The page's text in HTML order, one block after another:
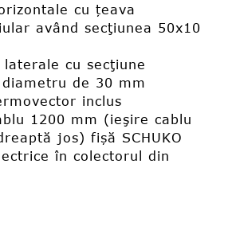
cu țeava
având secţiunea 50x10
laterale cu secţiune
de 30 mm
inclus
1200 mm (ieşire cablu
jos) fișă SCHUKO
în colectorul din